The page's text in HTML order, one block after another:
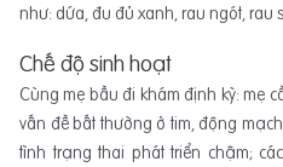
như: dứa, đu đủ xanh, rau ngót,
Chế độ sinh hoạt
Cùng mẹ bầu đi khám định kỳ: mẹ
vấn đề bất thường ở tim, động
tình trạng thai phát triển chậm;